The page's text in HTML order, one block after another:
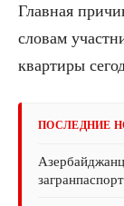
Главная
словам
квартиры
ПОСЛЕДНИЕ